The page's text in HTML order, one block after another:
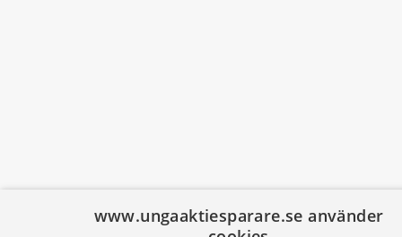
www.ungaaktiesparare.se använder